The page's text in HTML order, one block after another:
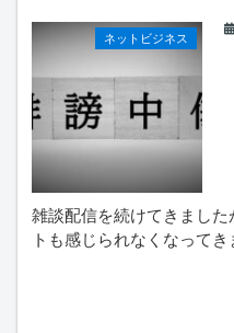
ネットビジネス
雑談配信を続けてきまし
トも感じられなくなって